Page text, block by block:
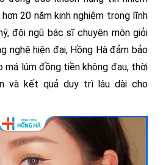
20 năm kinh nghiệm trong lĩnh
đội ngũ bác sĩ chuyên môn giỏi
nghệ hiện đại, Hồng Hà đảm bảo
lúm đồng tiền không đau, thời
và kết quả duy trì lâu dài cho